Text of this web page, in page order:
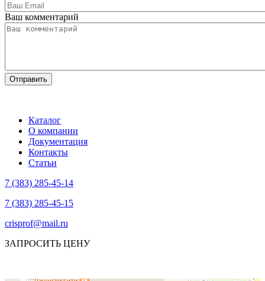
Ваш комментарий
Каталог
О компании
Документация
Контакты
Статьи
7 (383) 285-45-14
7 (383) 285-45-15
crisprof@mail.ru
ЗАПРОСИТЬ ЦЕНУ